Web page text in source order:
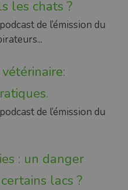
les chats ?
de l’émission du
de l’émission du
: un danger
lacs ?